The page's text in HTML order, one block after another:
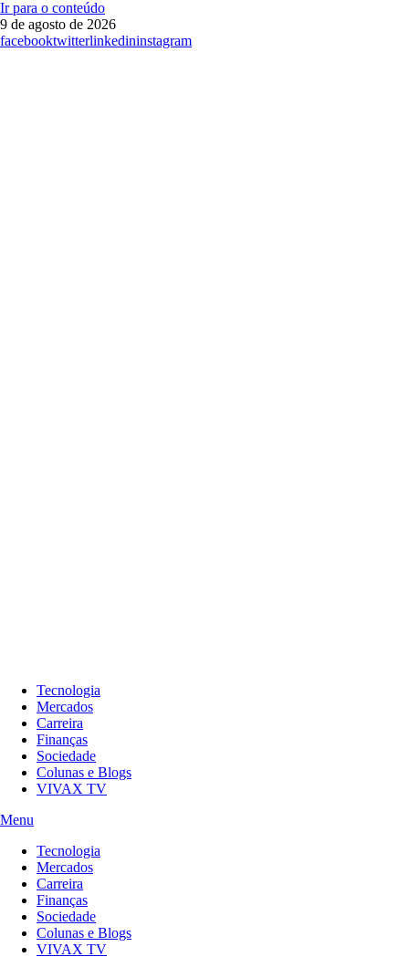
Ir para o conteúdo
9 de agosto de 2026
facebooktwitterlinkedininstagram
Tecnologia
Mercados
Carreira
Finanças
Sociedade
Colunas e Blogs
VIVAX TV
Menu
Tecnologia
Mercados
Carreira
Finanças
Sociedade
Colunas e Blogs
VIVAX TV